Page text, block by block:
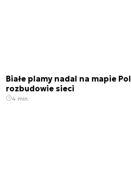
Białe plamy nadal na mapie
rozbudowie sieci
4 min.